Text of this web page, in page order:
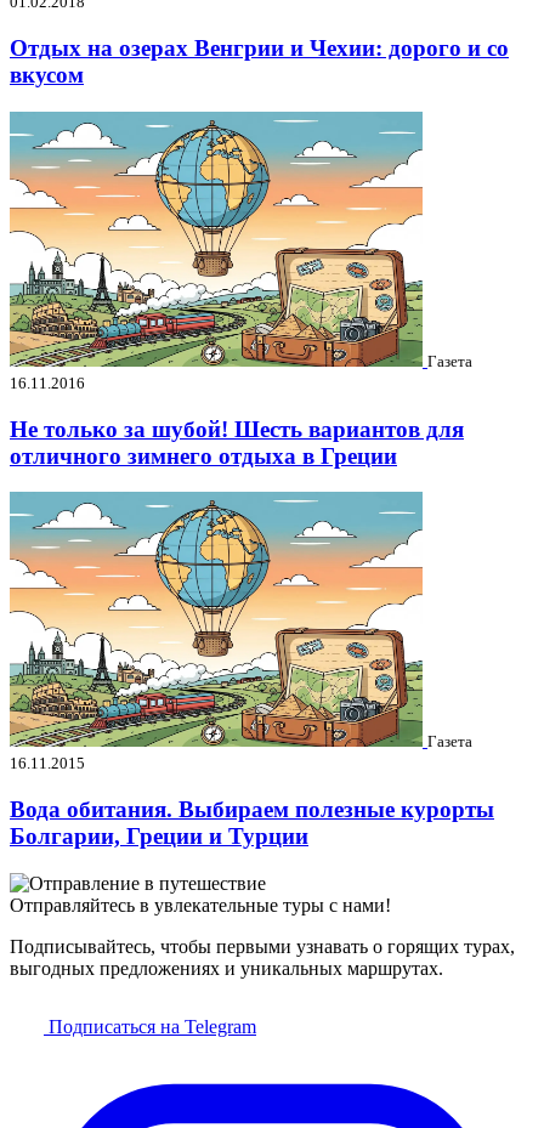
Отдых на озерах Венгрии и Чехии: дорого и со
вкусом
Газета
16.11.2016
Не только за шубой! Шесть вариантов для
отличного зимнего отдыха в Греции
Газета
16.11.2015
Вода обитания. Выбираем полезные курорты
Болгарии, Греции и Турции
Отправляйтесь в увлекательные туры с нами!
Подписывайтесь, чтобы первыми узнавать о горящих турах,
выгодных предложениях и уникальных маршрутах.
Подписаться на Telegram